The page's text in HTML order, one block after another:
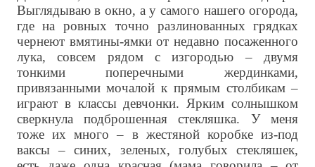
Выглядываю в окно, а у самого нашего огорода,
где на ровных точно разлинованных грядках
чернеют вмятины-ямки от недавно посаженного
лука, совсем рядом с изгородью – двумя
тонкими поперечными жердинками,
привязанными мочалой к прямым столбикам –
играют в классы девчонки. Ярким солнышком
сверкнула подброшенная стекляшка. У меня
тоже их много – в жестяной коробке из-под
ваксы – синих, зеленых, голубых стекляшек,